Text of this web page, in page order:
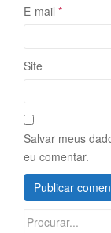
E-mail *
Site
Salvar meus
eu comentar.
Search